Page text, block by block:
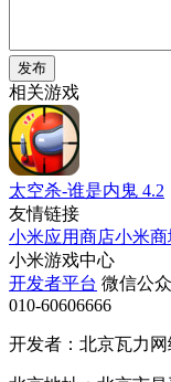
发布
相关游戏
太空杀-谁是内鬼 4.2
友情链接
小米应用商店小米商
小米游戏中心
开发者平台 微信公
010-60606666
开发者：北京瓦力网